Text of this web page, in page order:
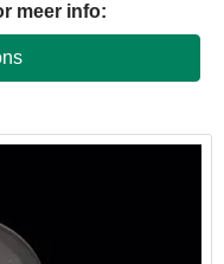
meer info: